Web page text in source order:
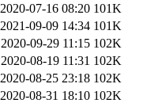
2020-07-16 08:20 101K
2021-09-09 14:34 101K
2020-09-29 11:15 102K
2020-08-19 11:31 102K
2020-08-25 23:18 102K
2020-08-31 18:10 102K